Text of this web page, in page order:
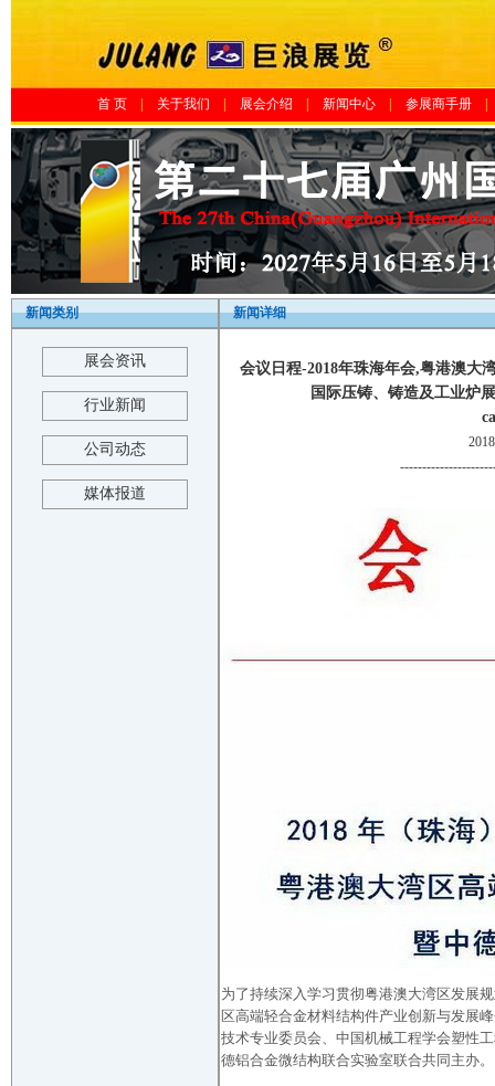
首 页 关于我们 展会介绍 新闻中心 参展商手册|
新闻类别
展会资讯
行业新闻
公司动态
媒体报道
新闻详细
会议日程-2018年珠海年会,粤港澳大
国际压铸、铸造及工业炉
为了持续深入学习贯彻粤港澳大湾区发展
区高端轻合金材料结构件产业创新与发展
技术专业委员会、中国机械工程学会塑性
德铝合金微结构联合实验室联合共同主办。